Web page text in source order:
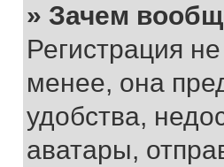
» Зачем
Регистрация
менее, она
удобства,
аватары,